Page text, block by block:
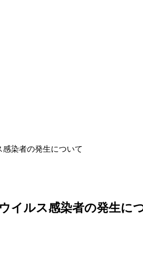
染者の発生について
イルス感染者の発生に